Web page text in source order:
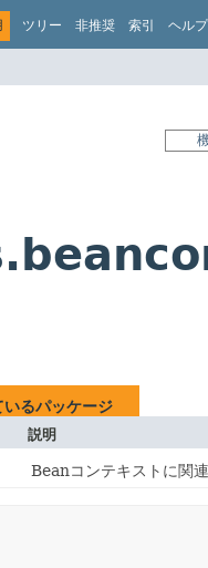
ツリー 非推奨 索引 ヘルプ
いるパッケージ
説明
Beanコンテキストに関